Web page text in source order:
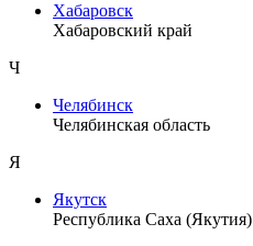
Хабаровск
Хабаровский край
Ч
Челябинск
Челябинская область
Я
Якутск
Республика Саха (Якутия)